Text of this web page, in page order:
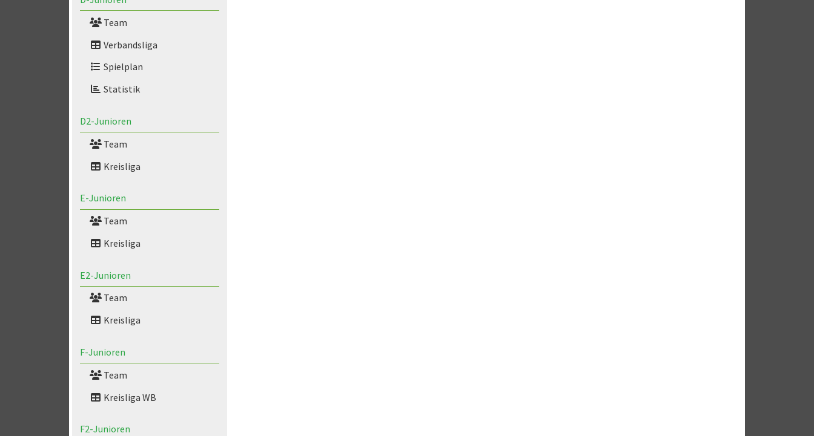
Team
Verbandsliga
Spielplan
Statistik
D2-Junioren
Team
Kreisliga
E-Junioren
Team
Kreisliga
E2-Junioren
Team
Kreisliga
F-Junioren
Team
Kreisliga WB
F2-Junioren